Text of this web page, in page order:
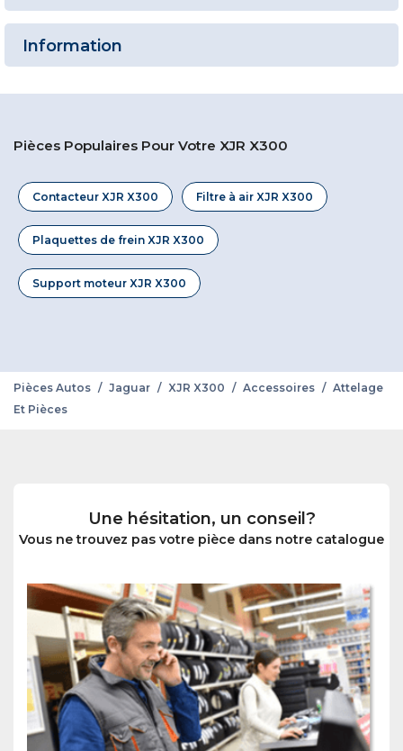
Information
Pièces Populaires Pour Votre XJR X300
Contacteur XJR X300 Filtre à air XJR X300
Plaquettes de frein XJR X300
Support moteur XJR X300
Pièces Autos / Jaguar / XJR X300 / Accessoires / Attelage
Et Pièces
Une hésitation, un conseil?
Vous ne trouvez pas votre pièce dans notre catalogue